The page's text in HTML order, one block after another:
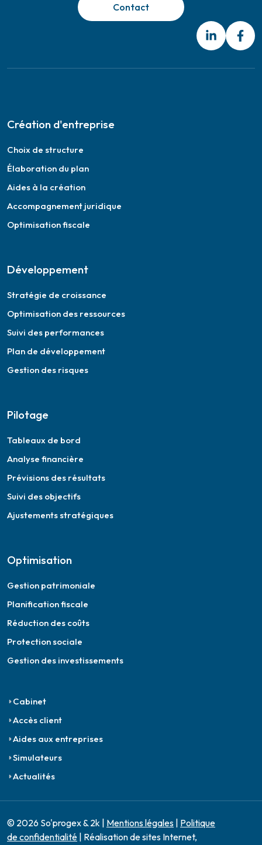
Contact
Création d'entreprise
Choix de structure
Élaboration du plan
Aides à la création
Accompagnement juridique
Optimisation fiscale
Développement
Stratégie de croissance
Optimisation des ressources
Suivi des performances
Plan de développement
Gestion des risques
Pilotage
Tableaux de bord
Analyse financière
Prévisions des résultats
Suivi des objectifs
Ajustements stratégiques
Optimisation
Gestion patrimoniale
Planification fiscale
Réduction des coûts
Protection sociale
Gestion des investissements
Cabinet
Accès client
Aides aux entreprises
Simulateurs
Actualités
© 2026 So'progex & 2k | Mentions légales | Politique
de confidentialité | Réalisation de sites Internet,